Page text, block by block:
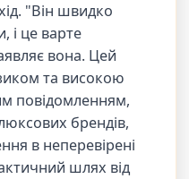
"Він швидко
і це варте
вона. Цей
та високою
повідомленням,
брендів,
в неперевірені
шлях від